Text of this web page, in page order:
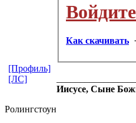
Как скачивать
Иисусе, Сыне
[Профиль]
[ЛС]
Ролингстоун